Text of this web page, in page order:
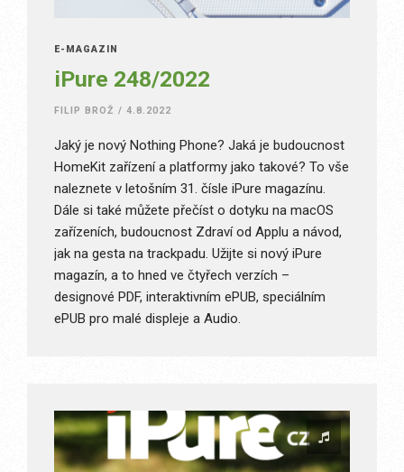
E-MAGAZÍN
iPure 248/2022
FILIP BROŽ / 4.8.2022
Jaký je nový Nothing Phone? Jaká je budoucnost
HomeKit zařízení a platformy jako takové? To vše
naleznete v letošním 31. čísle iPure magazínu.
Dále si také můžete přečíst o dotyku na macOS
zařízeních, budoucnost Zdraví od Applu a návod,
jak na gesta na trackpadu. Užijte si nový iPure
magazín, a to hned ve čtyřech verzích –
designové PDF, interaktivním ePUB, speciálním
ePUB pro malé displeje a Audio.